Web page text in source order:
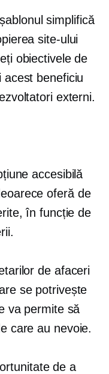
simplifică
site-ului
obiectivele de
beneficiu
externi.
accesibilă
oferă de
în funcție de
de afaceri
se potrivește
va permite să
care au nevoie.
de a